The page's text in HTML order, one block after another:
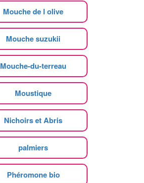
Mouche de l olive
Mouche suzukii
Mouche-du-terreau
Moustique
Nichoirs et Abris
palmiers
Phéromone bio